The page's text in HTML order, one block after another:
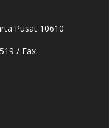
Pusat 10610
/ Fax.